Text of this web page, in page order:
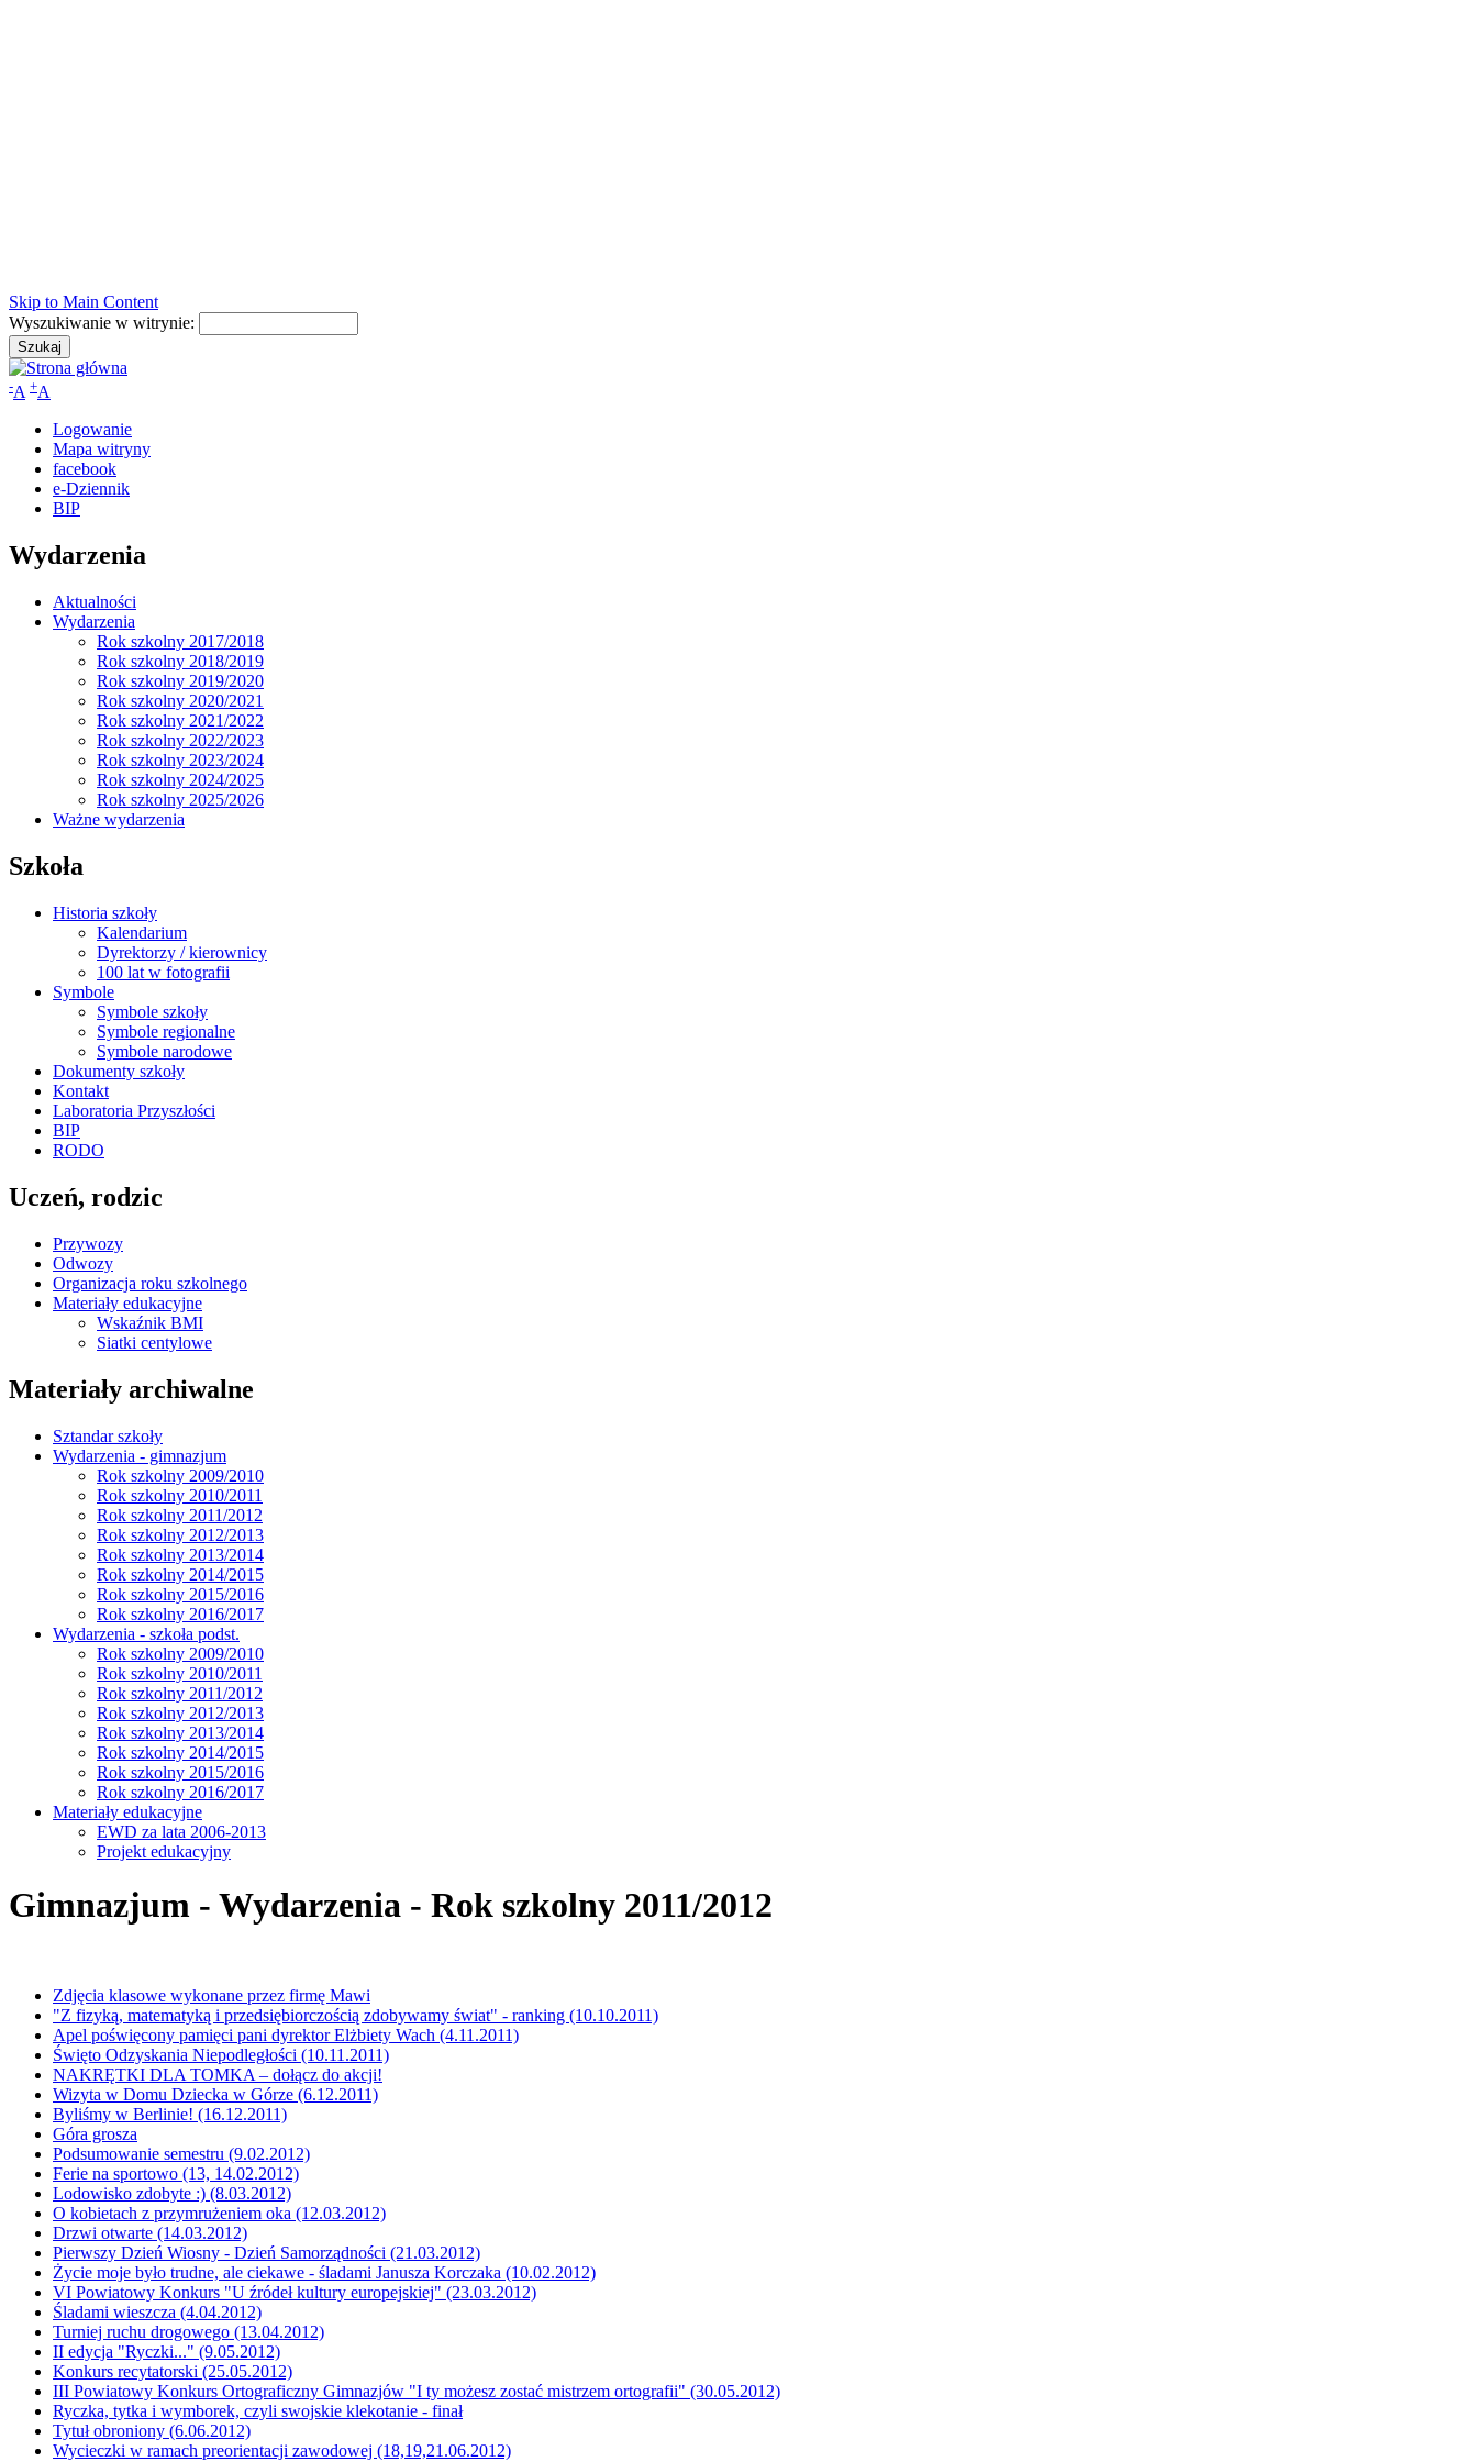
Skip to Main Content
Wyszukiwanie w witrynie:
-A +A
Logowanie
Mapa witryny
facebook
e-Dziennik
BIP
Wydarzenia
Aktualności
Wydarzenia
Rok szkolny 2017/2018
Rok szkolny 2018/2019
Rok szkolny 2019/2020
Rok szkolny 2020/2021
Rok szkolny 2021/2022
Rok szkolny 2022/2023
Rok szkolny 2023/2024
Rok szkolny 2024/2025
Rok szkolny 2025/2026
Ważne wydarzenia
Szkoła
Historia szkoły
Kalendarium
Dyrektorzy / kierownicy
100 lat w fotografii
Symbole
Symbole szkoły
Symbole regionalne
Symbole narodowe
Dokumenty szkoły
Kontakt
Laboratoria Przyszłości
BIP
RODO
Uczeń, rodzic
Przywozy
Odwozy
Organizacja roku szkolnego
Materiały edukacyjne
Wskaźnik BMI
Siatki centylowe
Materiały archiwalne
Sztandar szkoły
Wydarzenia - gimnazjum
Rok szkolny 2009/2010
Rok szkolny 2010/2011
Rok szkolny 2011/2012
Rok szkolny 2012/2013
Rok szkolny 2013/2014
Rok szkolny 2014/2015
Rok szkolny 2015/2016
Rok szkolny 2016/2017
Wydarzenia - szkoła podst.
Rok szkolny 2009/2010
Rok szkolny 2010/2011
Rok szkolny 2011/2012
Rok szkolny 2012/2013
Rok szkolny 2013/2014
Rok szkolny 2014/2015
Rok szkolny 2015/2016
Rok szkolny 2016/2017
Materiały edukacyjne
EWD za lata 2006-2013
Projekt edukacyjny
Gimnazjum - Wydarzenia - Rok szkolny 2011/2012
Zdjęcia klasowe wykonane przez firmę Mawi
"Z fizyką, matematyką i przedsiębiorczością zdobywamy świat" - ranking (10.10.2011)
Apel poświęcony pamięci pani dyrektor Elżbiety Wach (4.11.2011)
Święto Odzyskania Niepodległości (10.11.2011)
NAKRĘTKI DLA TOMKA – dołącz do akcji!
Wizyta w Domu Dziecka w Górze (6.12.2011)
Byliśmy w Berlinie! (16.12.2011)
Góra grosza
Podsumowanie semestru (9.02.2012)
Ferie na sportowo (13, 14.02.2012)
Lodowisko zdobyte :) (8.03.2012)
O kobietach z przymrużeniem oka (12.03.2012)
Drzwi otwarte (14.03.2012)
Pierwszy Dzień Wiosny - Dzień Samorządności (21.03.2012)
Życie moje było trudne, ale ciekawe - śladami Janusza Korczaka (10.02.2012)
VI Powiatowy Konkurs "U źródeł kultury europejskiej" (23.03.2012)
Śladami wieszcza (4.04.2012)
Turniej ruchu drogowego (13.04.2012)
II edycja "Ryczki..." (9.05.2012)
Konkurs recytatorski (25.05.2012)
III Powiatowy Konkurs Ortograficzny Gimnazjów "I ty możesz zostać mistrzem ortografii" (30.05.2012)
Ryczka, tytka i wymborek, czyli swojskie klekotanie - finał
Tytuł obroniony (6.06.2012)
Wycieczki w ramach preorientacji zawodowej (18,19,21.06.2012)